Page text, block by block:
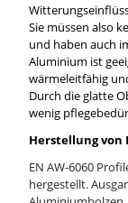
Sie müssen also
und haben auch
Aluminium ist
wärmeleitfähig
Durch die glatte
wenig
Herstellung von
EN AW-6060
hergestellt.